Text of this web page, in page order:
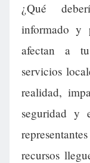
¿Qué
informado y
afectan a
servicios
realidad,
seguridad
recursos